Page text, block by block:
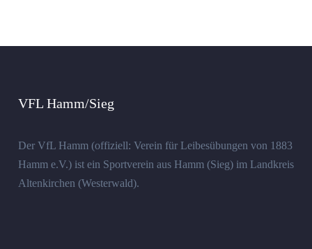
VFL Hamm/Sieg
Der VfL Hamm (offiziell: Verein für Leibesübungen von 1883
Hamm e.V.) ist ein Sportverein aus Hamm (Sieg) im Landkreis
Altenkirchen (Westerwald).